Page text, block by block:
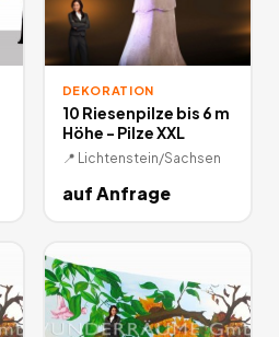
DEKORATION
10 Riesenpilze bis 6 m
Höhe - Pilze XXL
📍 Lichtenstein/Sachsen
auf Anfrage